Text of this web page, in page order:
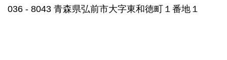
036 ‐ 8043 青森県弘前市大字東和徳町１番地１